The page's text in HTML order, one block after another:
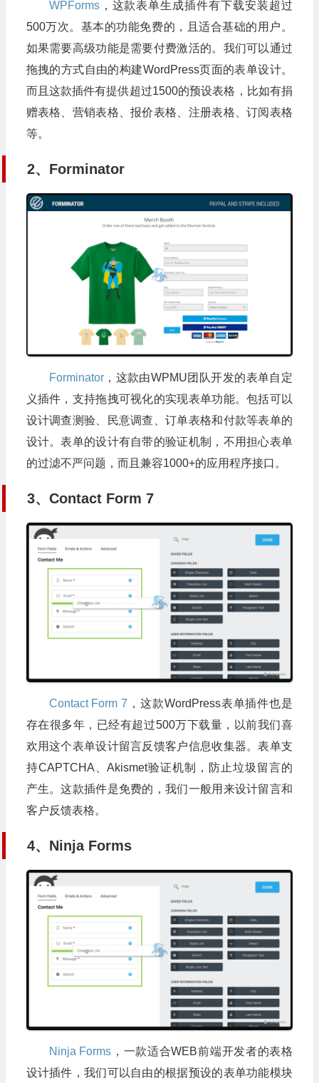
WPForms，这款表单生成插件有下载安装超过
500万次。基本的功能免费的，且适合基础的用户。
如果需要高级功能是需要付费激活的。我们可以通过
拖拽的方式自由的构建WordPress页面的表单设计。
而且这款插件有提供超过1500的预设表格，比如有捐
赠表格、营销表格、报价表格、注册表格、订阅表格
等。
2、Forminator
Forminator，这款由WPMU团队开发的表单自定
义插件，支持拖拽可视化的实现表单功能。包括可以
设计调查测验、民意调查、订单表格和付款等表单的
设计。表单的设计有自带的验证机制，不用担心表单
的过滤不严问题，而且兼容1000+的应用程序接口。
3、Contact Form 7
Contact Form 7 ，这款WordPress表单插件也是
存在很多年，已经有超过500万下载量，以前我们喜
欢用这个表单设计留言反馈客户信息收集器。表单支
持CAPTCHA、Akismet验证机制，防止垃圾留言的
产生。这款插件是免费的，我们一般用来设计留言和
客户反馈表格。
4、Ninja Forms
Ninja Forms ，一款适合WEB前端开发者的表格
设计插件，我们可以自由的根据预设的表单功能模块